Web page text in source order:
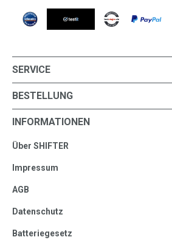
SERVICE
BESTELLUNG
INFORMATIONEN
Über SHIFTER
Impressum
AGB
Datenschutz
Batteriegesetz